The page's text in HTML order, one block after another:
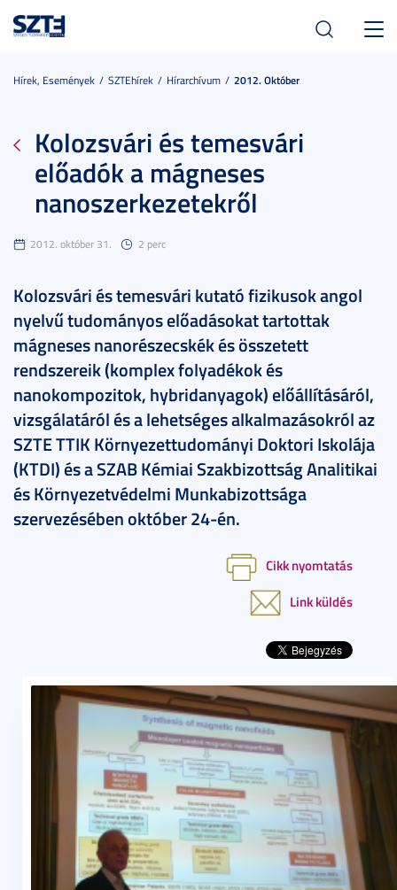
Hírek, Események SZTEhírek Hírarchívum 2012. Október
Kolozsvári és temesvári
előadók a mágneses
nanoszerkezetekről
2012. október 31. 2 perc
Kolozsvári és temesvári kutató fizikusok angol
nyelvű tudományos előadásokat tartottak
mágneses nanorészecskék és összetett
rendszereik (komplex folyadékok és
nanokompozitok, hybridanyagok) előállításáról,
vizsgálatáról és a lehetséges alkalmazásokról az
SZTE TTIK Környezettudományi Doktori Iskolája
(KTDI) és a SZAB Kémiai Szakbizottság Analitikai
és Környezetvédelmi Munkabizottsága
szervezésében október 24-én.
Cikk nyomtatás
Link küldés